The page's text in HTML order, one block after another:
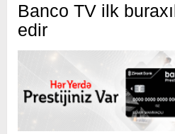
Banco TV ilk
edir